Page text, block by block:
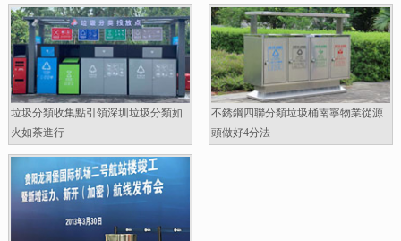
垃圾分類收集點引領深圳垃圾分類如
火如荼進行
不銹鋼四聯分類垃圾桶南寧物業從源
頭做好4分法